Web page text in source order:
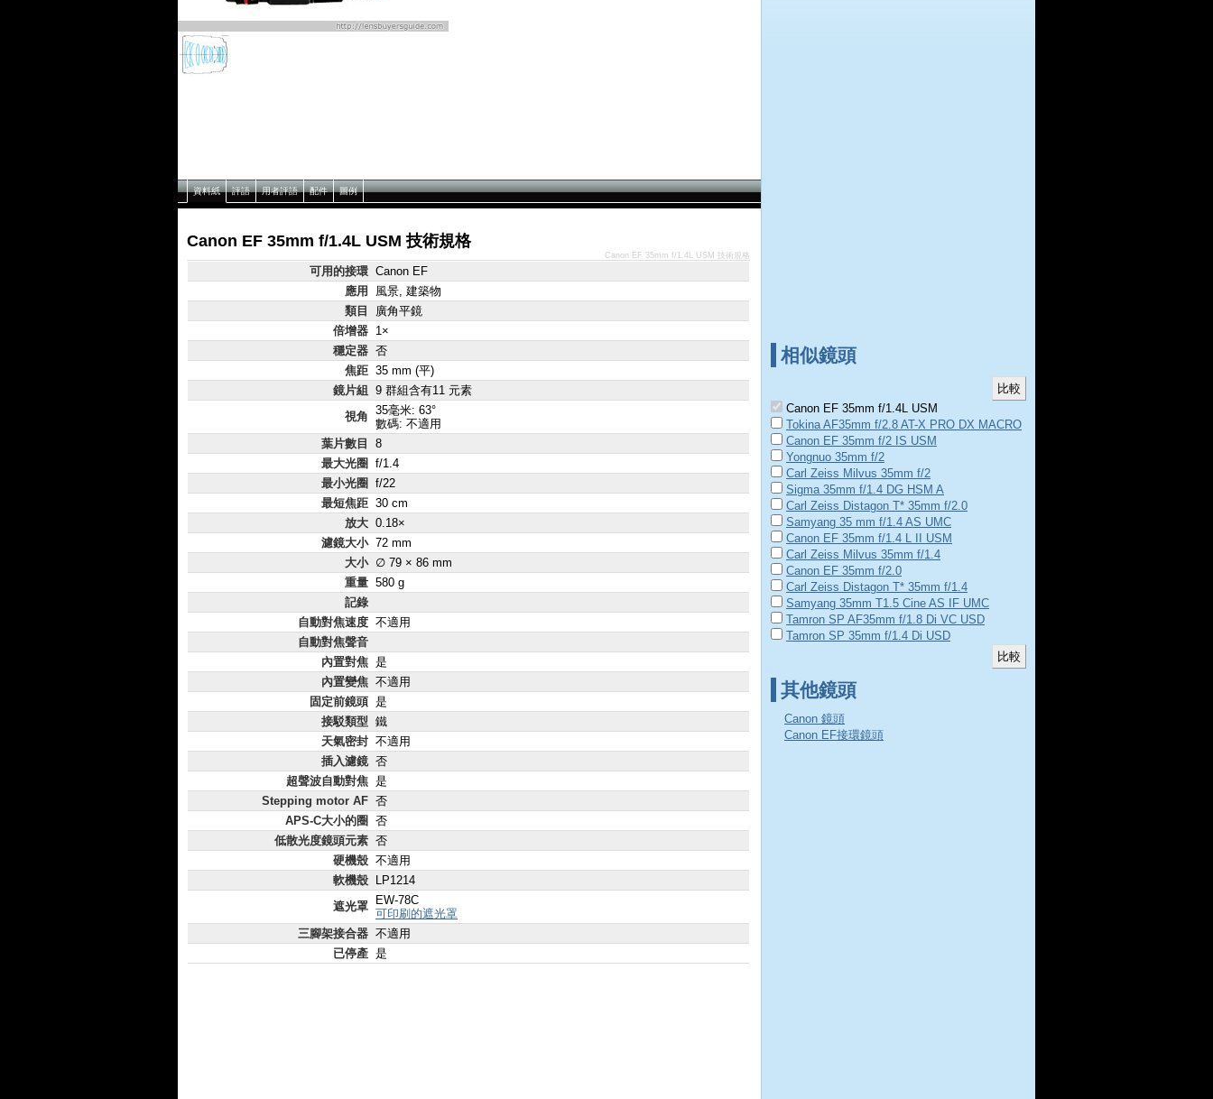
資料紙 評語 用者評語 配件 圖例
Canon EF 35mm f/1.4L USM 技術規格
可用的接環 Canon EF
應用
風景, 建築物
類目
廣角平鏡
倍增器 1×
穩定器 否
焦距 35 mm (平)
鏡片組
9 群組含有11 元素
視角 35毫米: 63°
數碼: 不適用
葉片數目
8
最大光圈
f/1.4
最小光圈
f/22
最短焦距 30 cm
放大 0.18×
濾鏡大小 72 mm
大小 ∅ 79 × 86 mm
重量 580 g
記錄
自動對焦速度 不適用
自動對焦聲音
內置對焦 是
內置變焦 不適用
固定前鏡頭 是
接駁類型 鐵
天氣密封 不適用
插入濾鏡 否
超聲波自動對焦 是
Stepping motor AF 否
APS-C大小的圈
否
低散光度鏡頭元素 否
硬機殼 不適用
軟機殼
LP1214
遮光罩
EW-78C
可印刷的遮光罩
三腳架接合器 不適用
已停產 是
Canon EF 35mm f/1.4L USM 技術規格
相似鏡頭
Canon EF 35mm f/1.4L USM
Tokina AF35mm f/2.8 AT-X PRO DX MACRO
Canon EF 35mm f/2 IS USM
Yongnuo 35mm f/2
Carl Zeiss Milvus 35mm f/2
Sigma 35mm f/1.4 DG HSM A
Carl Zeiss Distagon T* 35mm f/2.0
Samyang 35 mm f/1.4 AS UMC
Canon EF 35mm f/1.4 L II USM
Carl Zeiss Milvus 35mm f/1.4
Canon EF 35mm f/2.0
Carl Zeiss Distagon T* 35mm f/1.4
Samyang 35mm T1.5 Cine AS IF UMC
Tamron SP AF35mm f/1.8 Di VC USD
Tamron SP 35mm f/1.4 Di USD
其他鏡頭
Canon 鏡頭
Canon EF接環鏡頭